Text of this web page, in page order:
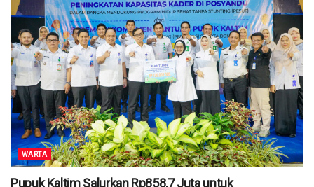
WARTA
Pupuk Kaltim Salurkan Rp858,7 Juta untuk